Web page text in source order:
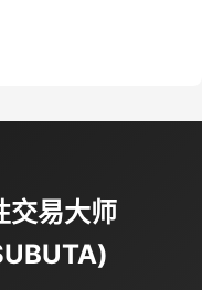
交易大师